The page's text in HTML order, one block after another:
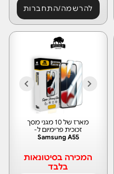
להרשמה/התחברות
מארז של 10 מגני מסך
זכוכית פרימיום ל-
Samsung A55
המכירה בסיטונאות
בלבד